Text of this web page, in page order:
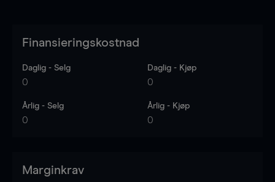
Finansieringskostnad
Daglig - Selg
0
Daglig - Kjøp
0
Årlig - Selg
0
Årlig - Kjøp
0
Marginkrav